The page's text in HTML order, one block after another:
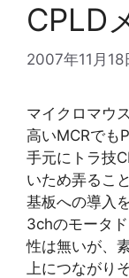
CPLD
2007年11月18
マイクロマウ
高いMCRでも
手元にトラ技
いため弄るこ
基板への導入
3chのモータ
性は無いが、
上につながり